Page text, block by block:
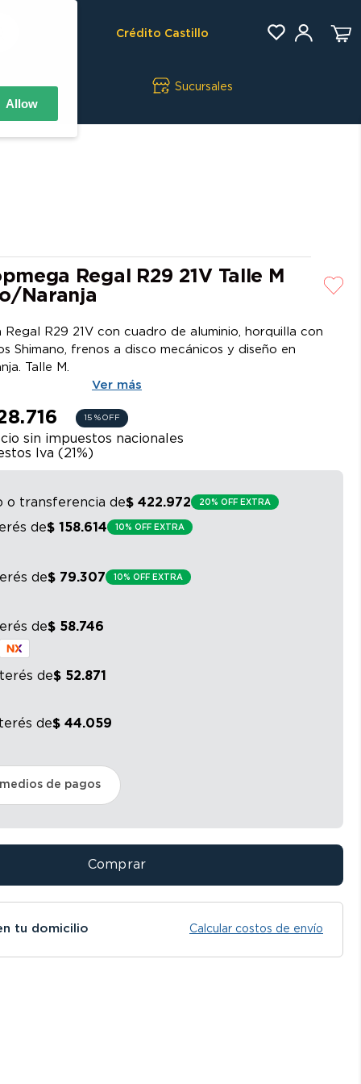
Crédito Castillo
Sucursales
Regal R29 21V Talle M
Naranja
Regal R29 21V con cuadro de aluminio, horquilla con
Shimano, frenos a disco mecánicos y diseño en
Talle M.
Ver más
15 % OFF
sin impuestos nacionales
Iva (21%)
o transferencia de$ 422.972 20% OFF EXTRA
de$ 158.614 10% OFF EXTRA
de$ 79.307 10% OFF EXTRA
de$ 58.746
de$ 52.871
de$ 44.059
de pagos
Comprar
tu domicilio Calcular costos de envío
Allow